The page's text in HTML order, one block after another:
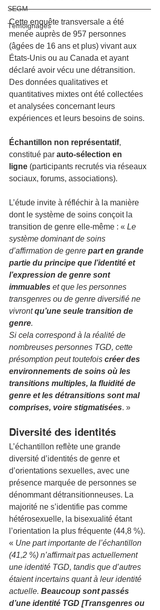
SEGM
Témoignages
Cette enquête transversale a été
menée auprès de 957 personnes
(âgées de 16 ans et plus) vivant aux
États-Unis ou au Canada et ayant
déclaré avoir vécu une détransition.
Des données qualitatives et
quantitatives mixtes ont été collectées
et analysées concernant leurs
expériences et leurs besoins de soins.
Échantillon non représentatif,
constitué par auto-sélection en
ligne (participants recrutés via réseaux
sociaux, forums, associations).
L’étude invite à réfléchir à la manière
dont le système de soins conçoit la
transition de genre elle-même : « Le
système dominant de soins
d’affirmation de genre part en grande
partie du principe que l’identité et
l’expression de genre sont
immuables et que les personnes
transgenres ou de genre diversifié ne
vivront qu’une seule transition de
genre.
Si cela correspond à la réalité de
nombreuses personnes TGD, cette
présomption peut toutefois créer des
environnements de soins où les
transitions multiples, la fluidité de
genre et les détransitions sont mal
comprises, voire stigmatisées. »
Diversité des identités
L’échantillon reflète une grande
diversité d’identités de genre et
d’orientations sexuelles, avec une
présence marquée de personnes se
dénommant détransitionneuses. La
majorité ne s’identifie pas comme
hétérosexuelle, la bisexualité étant
l’orientation la plus fréquente (44,8 %).
« Une part importante de l’échantillon
(41,2 %) n’affirmait pas actuellement
une identité TGD, tandis que d’autres
étaient incertains quant à leur identité
actuelle. Beaucoup sont passés
d’une identité TGD [Transgenres ou